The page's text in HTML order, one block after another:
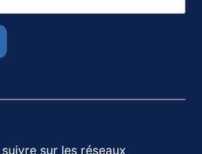
sur les réseaux